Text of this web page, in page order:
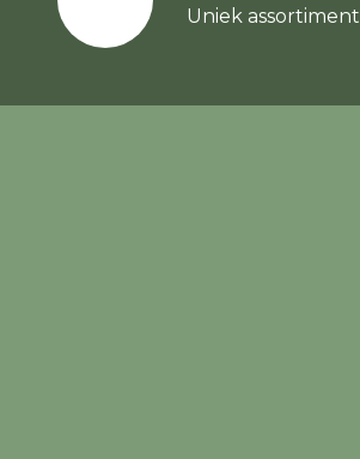
Uniek assortiment